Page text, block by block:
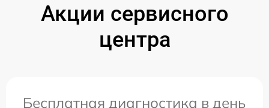
Акции сервисного
центра
Бесплатная диагностика в день